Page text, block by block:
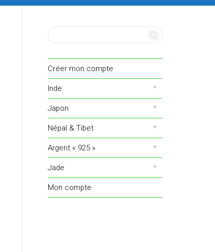
Créer mon compte
Inde
Japon
Népal & Tibet
Argent « 925 »
Jade
Mon compte